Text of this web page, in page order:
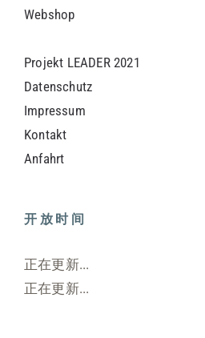
Webshop
Projekt LEADER 2021
Datenschutz
Impressum
Kontakt
Anfahrt
开放时间
正在更新...
正在更新...